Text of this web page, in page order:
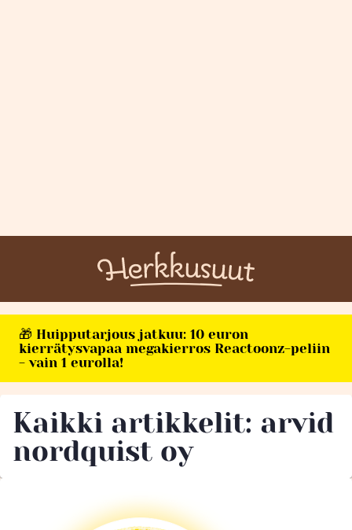
🎁 Huipputarjous jatkuu: 10 euron
kierrätysvapaa megakierros Reactoonz-peliin
- vain 1 eurolla!
Kaikki artikkelit: arvid
nordquist oy